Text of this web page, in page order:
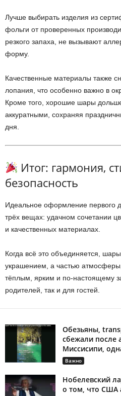
Лучше выбирать изделия из
фольги от проверенных
резкого запаха, не вызывают
форму.
Качественные материалы также
лопания, что особенно важно в
Кроме того, хорошие шары
аккуратными, сохраняя
дня.
Итог: гармония,
безопасность
Идеальное оформление первого
трёх вещах: удачном сочетании
и качественных материалах.
Когда всё это объединяется,
украшением, а частью
тёплым, ярким и по-настоящему
родителей, так и для гостей.
Обезьяны,
сбежали после
Миссисипи,
Важно
Нобелевский
о том, что США